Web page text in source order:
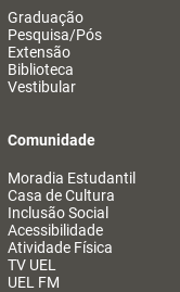
Graduação
Pesquisa/Pós
Extensão
Biblioteca
Vestibular
Comunidade
Moradia Estudantil
Casa de Cultura
Inclusão Social
Acessibilidade
Atividade Física
TV UEL
UEL FM